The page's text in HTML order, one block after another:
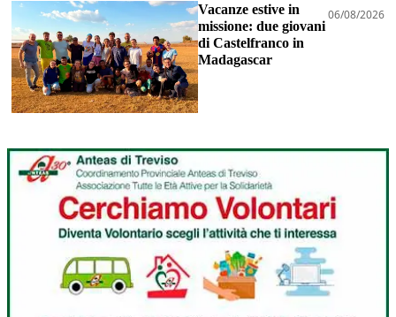
Vacanze estive in
missione: due giovani
di Castelfranco in
Madagascar
06/08/2026